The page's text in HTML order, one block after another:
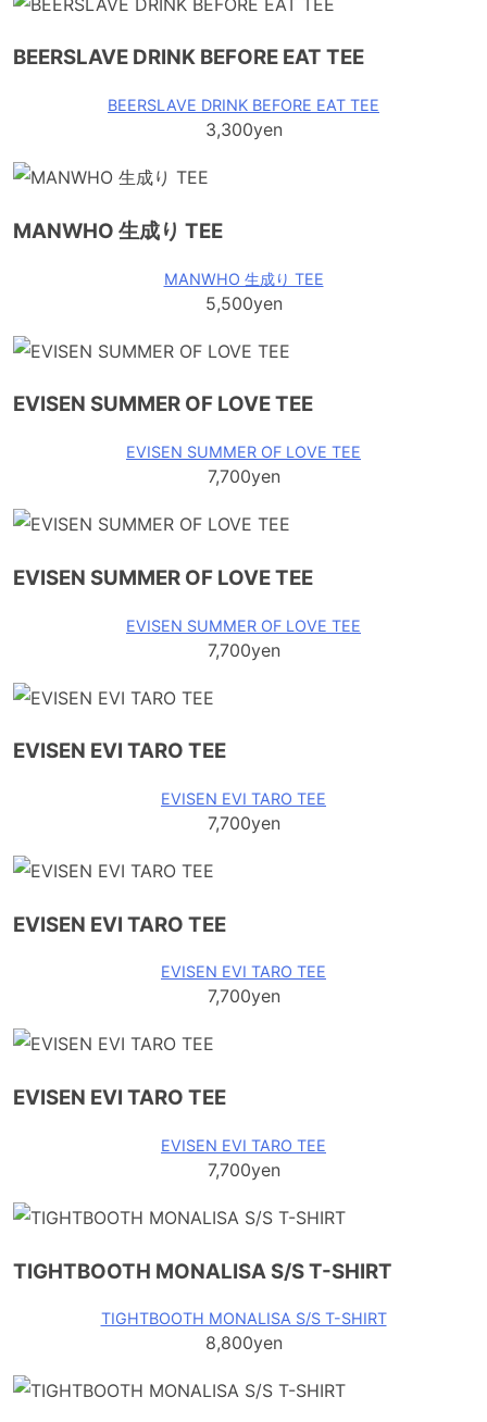
BEERSLAVE DRINK BEFORE EAT TEE
BEERSLAVE DRINK BEFORE EAT TEE
3,300yen
MANWHO 生成り TEE
MANWHO 生成り TEE
5,500yen
EVISEN SUMMER OF LOVE TEE
EVISEN SUMMER OF LOVE TEE
7,700yen
EVISEN SUMMER OF LOVE TEE
EVISEN SUMMER OF LOVE TEE
7,700yen
EVISEN EVI TARO TEE
EVISEN EVI TARO TEE
7,700yen
EVISEN EVI TARO TEE
EVISEN EVI TARO TEE
7,700yen
EVISEN EVI TARO TEE
EVISEN EVI TARO TEE
7,700yen
TIGHTBOOTH MONALISA S/S T-SHIRT
TIGHTBOOTH MONALISA S/S T-SHIRT
8,800yen